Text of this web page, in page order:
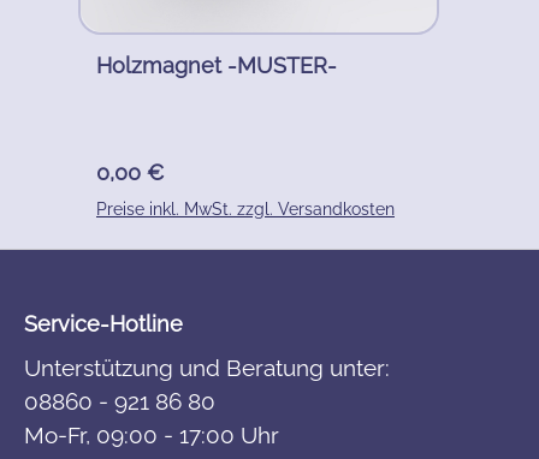
Holzmagnet -MUSTER-
Regulärer Preis:
0,00 €
Preise inkl. MwSt. zzgl. Versandkosten
Service-Hotline
Unterstützung und Beratung unter:
08860 - 921 86 80
Mo-Fr, 09:00 - 17:00 Uhr